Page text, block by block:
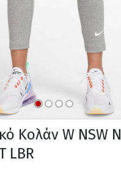
Κολάν W NSW
LBR